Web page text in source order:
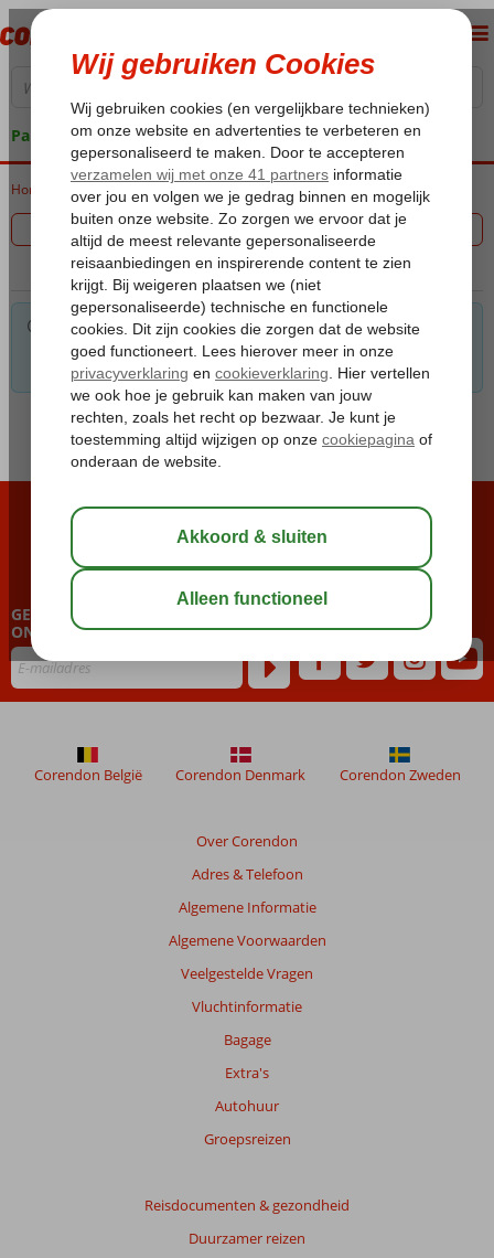
Pakketgarantie
Home Vakantie reizen
Filter 0 aanbiedingen
Voor de gekozen criteria hebben we helaas geen
mogelijkheden. Tip: verwijder een of meerdere criteria om toch
mogelijkheden te vinden.
BEL NU ONS CONTACT CENTER
023 751 06 06
GEPERSONALISEERDE NIEUWSBRIEF
ONTVANGEN?
Over Corendon
Adres & Telefoon
Algemene Informatie
Algemene Voorwaarden
Veelgestelde Vragen
Vluchtinformatie
Bagage
Extra's
Autohuur
Groepsreizen
Reisdocumenten & gezondheid
Duurzamer reizen
Corendon België Corendon Denmark Corendon Zweden